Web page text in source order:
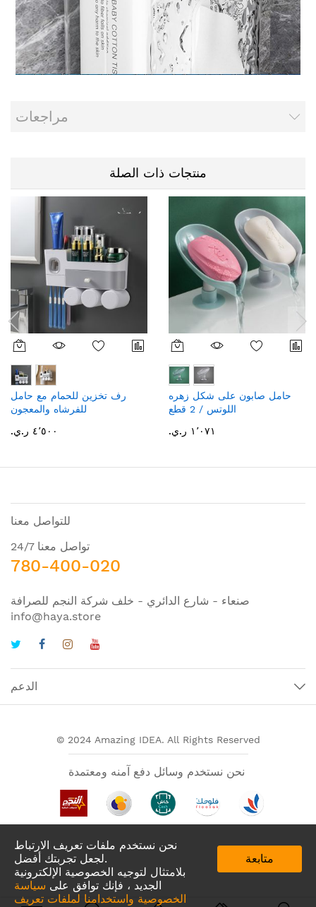
نحن نستخدم ملفات تعريف الارتباط
لجعل تجربتك أفضل.
بلامتثال لتوجيه الخصوصية الإلكترونية
الجديد ، فإنك توافق على سياسة
الخصوصية واستخدامنا لملفات تعريف
متابعة
مراجعات
منتجات ذات الصلة
رف تخزين للحمام مع حامل
للفرشاه والمعجون
٤٬٥٠٠ ر.ي.‏
حامل صابون على شكل زهره
اللوتس / 2 قطع
١٬٠٧١ ر.ي.‏
للتواصل معنا
تواصل معنا 24/7
780-400-020
صنعاء - شارع الدائري - خلف شركة النجم للصرافة
info@haya.store
الدعم
© 2024 Amazing IDEA. All Rights Reserved